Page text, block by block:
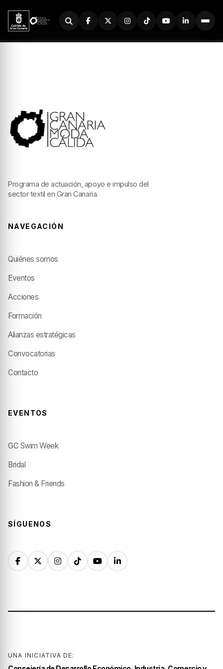
Buscador
Programa de actuación, apoyo e impulso del
sector textil en Gran Canaria.
NAVEGACIÓN
Quiénes somos
Eventos
Acciones
Formación
Alianzas estratégicas
Convocatorias
Contacto
EVENTOS
GC Swim Week
Bridal
Fashion & Friends
SÍGUENOS
UNA INICIATIVA DE: